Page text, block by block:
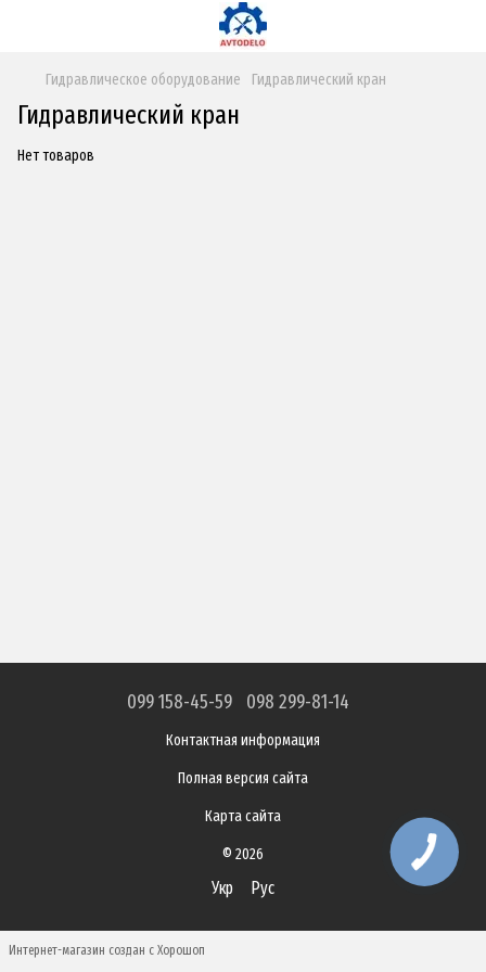
Гидравлическое оборудование Гидравлический кран
Гидравлический кран
Нет товаров
099 158-45-59 098 299-81-14
Контактная информация
Полная версия сайта
Карта сайта
© 2026
Укр Рус
Интернет-магазин создан с Хорошоп